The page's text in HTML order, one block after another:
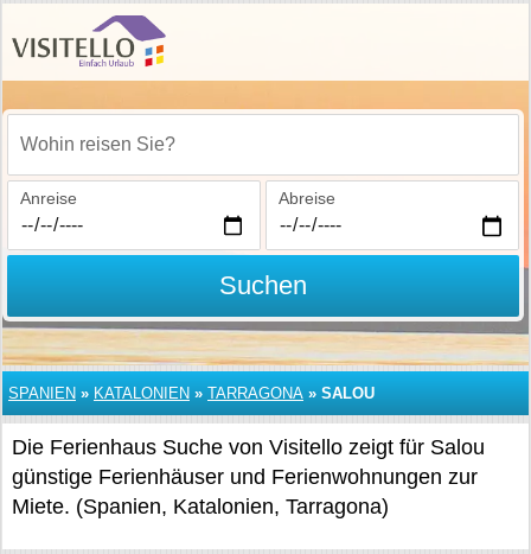
Wohin reisen Sie?
Anreise Abreise
Suchen
SPANIEN » KATALONIEN » TARRAGONA » SALOU
Die Ferienhaus Suche von Visitello zeigt für Salou
günstige Ferienhäuser und Ferienwohnungen zur
Miete. (Spanien, Katalonien, Tarragona)